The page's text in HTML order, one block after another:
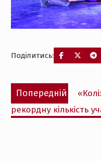
Поділитись:
Навігація
записів
Попередній
запис:
рекордну кількість